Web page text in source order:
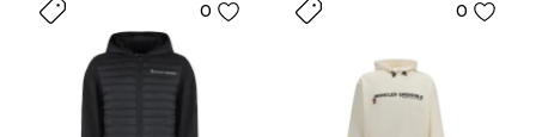
0 0